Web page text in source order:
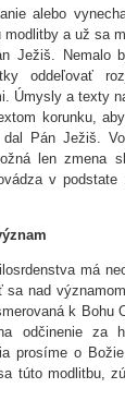
alebo
a už sa
Ježiš. Nemalo
oddeľovať
Úmysly a texty
korunku,
Pán Ježiš.
len zmena
v
má
sa nad
k Bohu
odčinenie za
prosíme o
túto modlitbu,